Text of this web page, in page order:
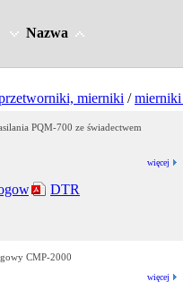
Nazwa
mierniki /
PQM-700 ze świadectwem
więcej
DTR
CMP-2000
więcej